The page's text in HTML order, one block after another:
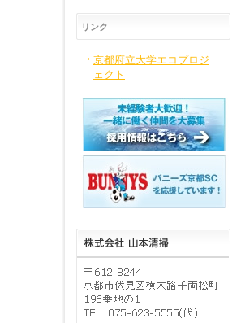
リンク
京都府立大学エコプロジ
ェクト